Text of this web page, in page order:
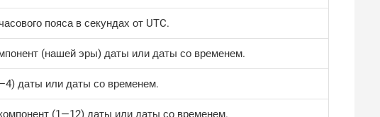
пояса в секундах от UTC.
(нашей эры) даты или даты со временем.
даты или даты со временем.
(1—​12) даты или даты со временем.